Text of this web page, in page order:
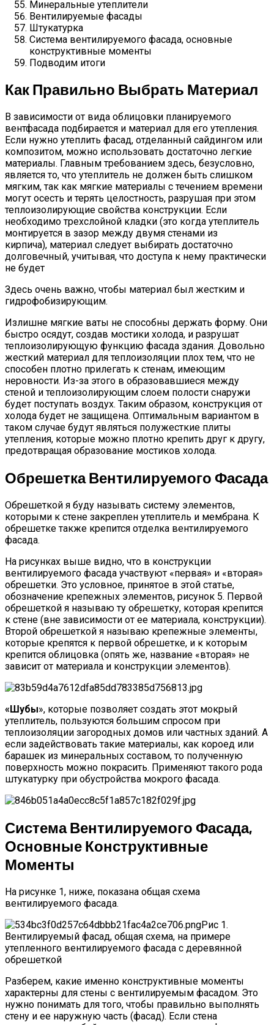
Минеральные утеплители
Вентилируемые фасады
Штукатурка
Система вентилируемого фасада, основные
конструктивные моменты
Подводим итоги
Как Правильно Выбрать Материал
В зависимости от вида облицовки планируемого
вентфасада подбирается и материал для его утепления.
Если нужно утеплить фасад, отделанный сайдингом или
композитом, можно использовать достаточно легкие
материалы. Главным требованием здесь, безусловно,
является то, что утеплитель не должен быть слишком
мягким, так как мягкие материалы с течением времени
могут осесть и терять целостность, разрушая при этом
теплоизолирующие свойства конструкции. Если
необходимо трехслойной кладки (это когда утеплитель
монтируется в зазор между двумя стенами из
кирпича), материал следует выбирать достаточно
долговечный, учитывая, что доступа к нему практически
не будет
Здесь очень важно, чтобы материал был жестким и
гидрофобизирующим.
Излишне мягкие ваты не способны держать форму. Они
быстро осядут, создав мостики холода, и разрушат
теплоизолирующую функцию фасада здания. Довольно
жесткий материал для теплоизоляции плох тем, что не
способен плотно прилегать к стенам, имеющим
неровности. Из-за этого в образовавшиеся между
стеной и теплоизолирующим слоем полости снаружи
будет поступать воздух. Таким образом, конструкция от
холода будет не защищена. Оптимальным вариантом в
таком случае будут являться полужесткие плиты
утепления, которые можно плотно крепить друг к другу,
предотвращая образование мостиков холода.
Обрешетка Вентилируемого Фасада
Обрешеткой я буду называть систему элементов,
которыми к стене закреплен утеплитель и мембрана. К
обрешетке также крепится отделка вентилируемого
фасада.
На рисунках выше видно, что в конструкции
вентилируемого фасада участвуют «первая» и «вторая»
обрешетки. Это условное, принятое в этой статье,
обозначение крепежных элементов, рисунок 5. Первой
обрешеткой я называю ту обрешетку, которая крепится
к стене (вне зависимости от ее материала, конструкции).
Второй обрешеткой я называю крепежные элементы,
которые крепятся к первой обрешетке, и к которым
крепится облицовка (опять же, название «вторая» не
зависит от материала и конструкции элементов).
«Шубы», которые позволяет создать этот мокрый
утеплитель, пользуются большим спросом при
теплоизоляции загородных домов или частных зданий. А
если задействовать такие материалы, как короед или
барашек из минеральных составом, то полученную
поверхность можно покрасить. Применяют такого рода
штукатурку при обустройства мокрого фасада.
Система Вентилируемого Фасада,
Основные Конструктивные
Моменты
На рисунке 1, ниже, показана общая схема
вентилируемого фасада.
Рис 1.
Вентилируемый фасад, общая схема, на примере
утепленного вентилируемого фасада с деревянной
обрешеткой
Разберем, какие именно конструктивные моменты
характерны для стены с вентилируемым фасадом. Это
нужно понимать для того, чтобы правильно выполнять
стену и ее наружную часть (фасад). Если стена